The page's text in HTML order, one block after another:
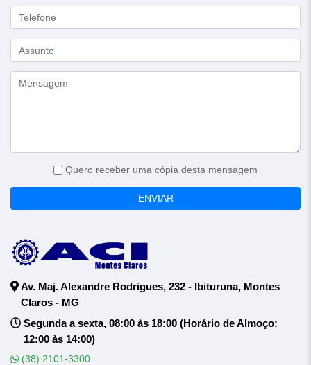
Quero receber uma cópia desta mensagem
ENVIAR
Av. Maj. Alexandre Rodrigues, 232 - Ibituruna, Montes
Claros - MG
Segunda a sexta, 08:00 às 18:00 (Horário de Almoço:
12:00 às 14:00)
(38) 2101-3300